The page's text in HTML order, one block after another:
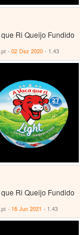
Ri Queijo Fundido
- 02 Dez 2020- 1.43
Ri Queijo Fundido
- 16 Jun 2021 - 1.43